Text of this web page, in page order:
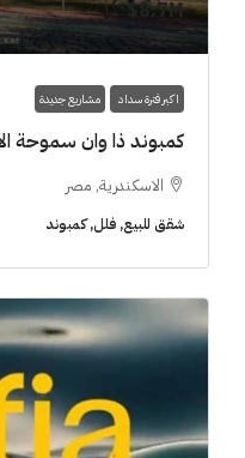
8.7M$
اكبر فترة سداد مشاريع جديدة
كمبوند ذا وان سموحة
الاسكندرية, مصر
شقق للبيع, فلل, كمبوند